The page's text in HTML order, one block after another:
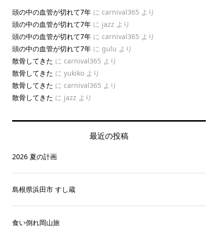
頭の中の血管が切れて7年に carnival365 より
頭の中の血管が切れて7年に jazz より
頭の中の血管が切れて7年に carnival365 より
頭の中の血管が切れて7年に gulu より
散骨してきた に carnival365 より
散骨してきた に yukikoより
散骨してきた に carnival365 より
散骨してきた に jazz より
最近の投稿
2026 夏の計画
島根県浜田市 すし蔵
食い倒れ岡山旅